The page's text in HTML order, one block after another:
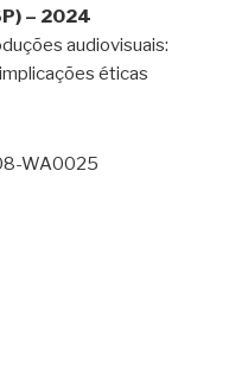
– 2024
audiovisuais:
éticas